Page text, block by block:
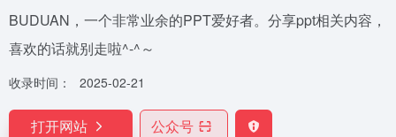
BUDUAN，一个非常业余的PPT爱好者。分享ppt相关内容，
喜欢的话就别走啦^-^～
收录时间： 2025-02-21
打开网站 公众号